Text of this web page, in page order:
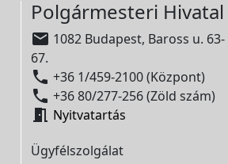
Polgármesteri Hivatal
 1082 Budapest, Baross u. 63-
67.
 +36 1/459-2100 (Központ)
 +36 80/277-256 (Zöld szám)
 Nyitvatartás
Ügyfélszolgálat